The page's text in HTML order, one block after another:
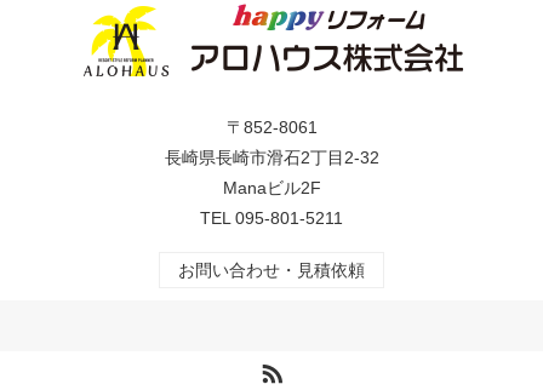
〒852-8061
長崎県長崎市滑石2丁目2-32
Manaビル2F
TEL 095-801-5211
お問い合わせ・見積依頼